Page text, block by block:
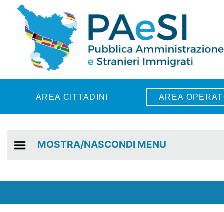
Skip to main content
AREA CITTADINI AREA
MOSTRA/NASCONDI MENU